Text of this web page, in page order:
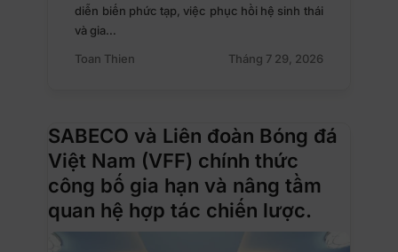
diễn biến phức tạp, việc phục hồi hệ sinh thái
và gia…
Toan Thien
Tháng 7 29, 2026
SABECO và Liên đoàn Bóng đá
Việt Nam (VFF) chính thức
công bố gia hạn và nâng tầm
quan hệ hợp tác chiến lược.